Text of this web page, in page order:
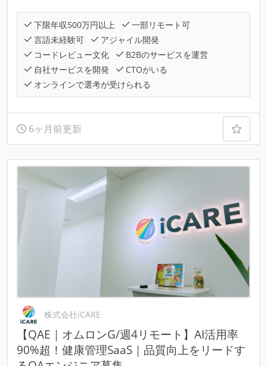
下限年収500万円以上
一部リモート可
言語未経験可
アジャイル開発
コードレビュー文化
B2Bのサービスを運営
自社サービスを開発
CTOがいる
オンラインで選考が受けられる
6ヶ月前更新
株式会社iCARE
【QAE｜オムロンG/週4リモート】AI活用率
90%超！健康管理SaaS｜品質向上をリードす